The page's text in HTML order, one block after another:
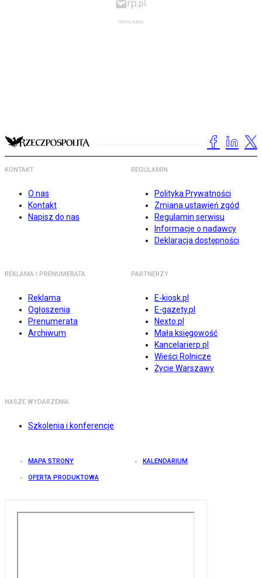
KONTAKT
O nas
Kontakt
Napisz do nas
REGULAMIN
Polityka Prywatności
Zmiana ustawień zgód
Regulamin serwisu
Informacje o nadawcy
Deklaracja dostępności
REKLAMA I PRENUMERATA
Reklama
Ogłoszenia
Prenumerata
Archiwum
PARTNERZY
E-kiosk.pl
E-gazety.pl
Nexto.pl
Mała księgowość
Kancelarierp.pl
Wieści Rolnicze
Życie Warszawy
NASZE WYDARZENIA
Szkolenia i konferencje
MAPA STRONY KALENDARIUM
OFERTA PRODUKTOWA